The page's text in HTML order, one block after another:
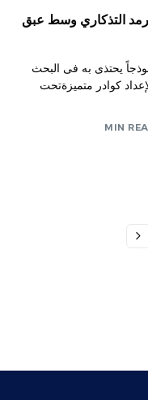
التذكاري وسط عبق
يحتذى به فى البحث
كوادر متميزةتحت